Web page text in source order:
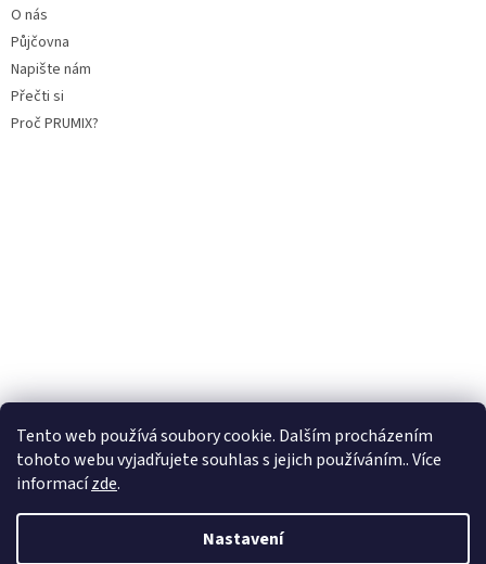
Tento web používá soubory cookie. Dalším procházením
tohoto webu vyjadřujete souhlas s jejich používáním.. Více
informacízde.
Nastavení
O nás
Půjčovna
Napište nám
Přečti si
Proč PRUMIX?